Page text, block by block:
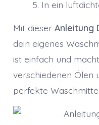
In ein
Mit dieser Anleitung
dein eigenes
ist einfach und
verschiedenen Ölen
perfekte